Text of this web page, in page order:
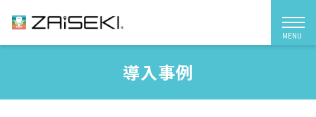
MENU
導入事例